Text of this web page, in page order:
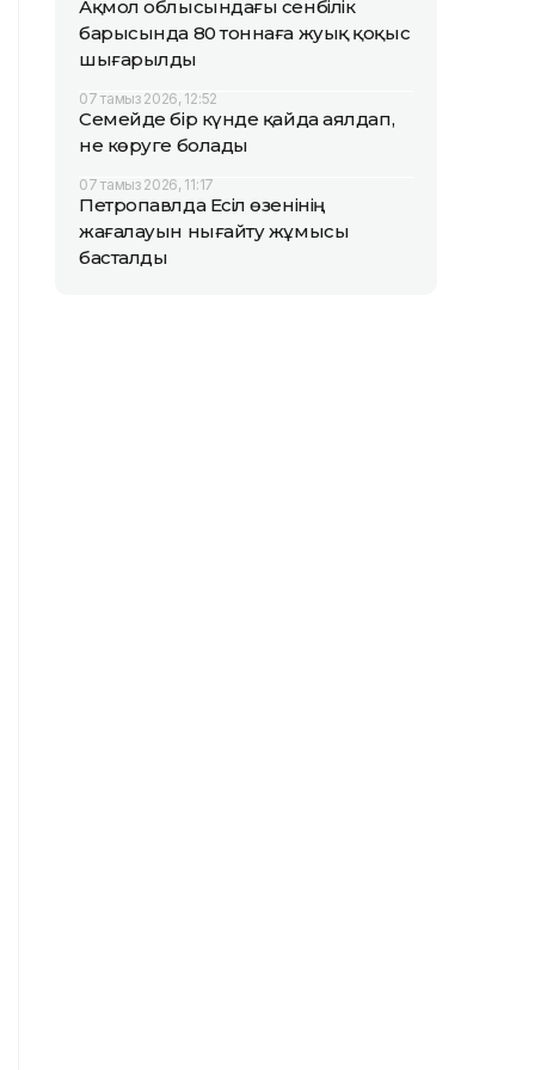
Ақмол облысындағы сенбілік
барысында 80 тоннаға жуық қоқыс
шығарылды
07 тамыз 2026, 12:52
Семейде бір күнде қайда аялдап,
не көруге болады
07 тамыз 2026, 11:17
Петропавлда Есіл өзенінің
жағалауын нығайту жұмысы
басталды